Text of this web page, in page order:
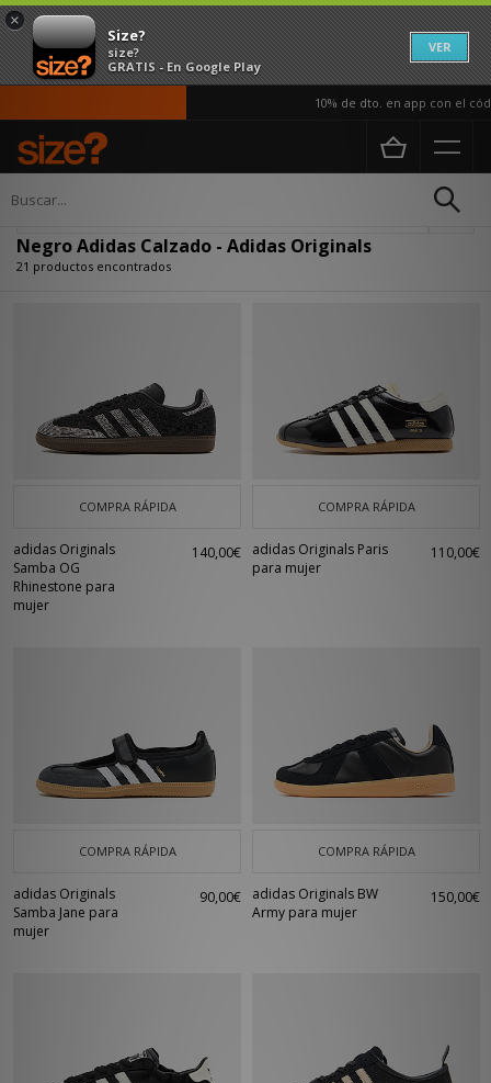
×
Size?
size?
GRATIS - En Google Play
VER
10% de dto. en app con el código
Página principal
Negro Adidas Calzado - Adidas Originals
21 productos encontrados
COMPRA RÁPIDA
adidas Originals
Samba OG
Rhinestone para
mujer
140,00€
COMPRA RÁPIDA
adidas Originals Paris
para mujer
110,00€
COMPRA RÁPIDA
adidas Originals
Samba Jane para
mujer
90,00€
COMPRA RÁPIDA
adidas Originals BW
Army para mujer
150,00€